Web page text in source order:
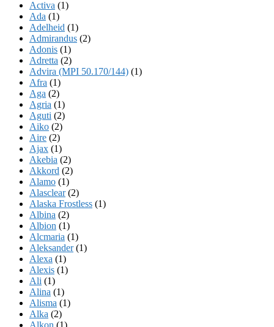
Activa (1)
Ada (1)
Adelheid (1)
Admirandus (2)
Adonis (1)
Adretta (2)
Advira (MPI 50.170/144) (1)
Afra (1)
Aga (2)
Agria (1)
Aguti (2)
Aiko (2)
Aire (2)
Ajax (1)
Akebia (2)
Akkord (2)
Alamo (1)
Alasclear(2)
Alaska Frostless (1)
Albina (2)
Albion (1)
Alcmaria (1)
Aleksander(1)
Alexa (1)
Alexis (1)
Ali (1)
Alina (1)
Alisma (1)
Alka (2)
Alkon (1)